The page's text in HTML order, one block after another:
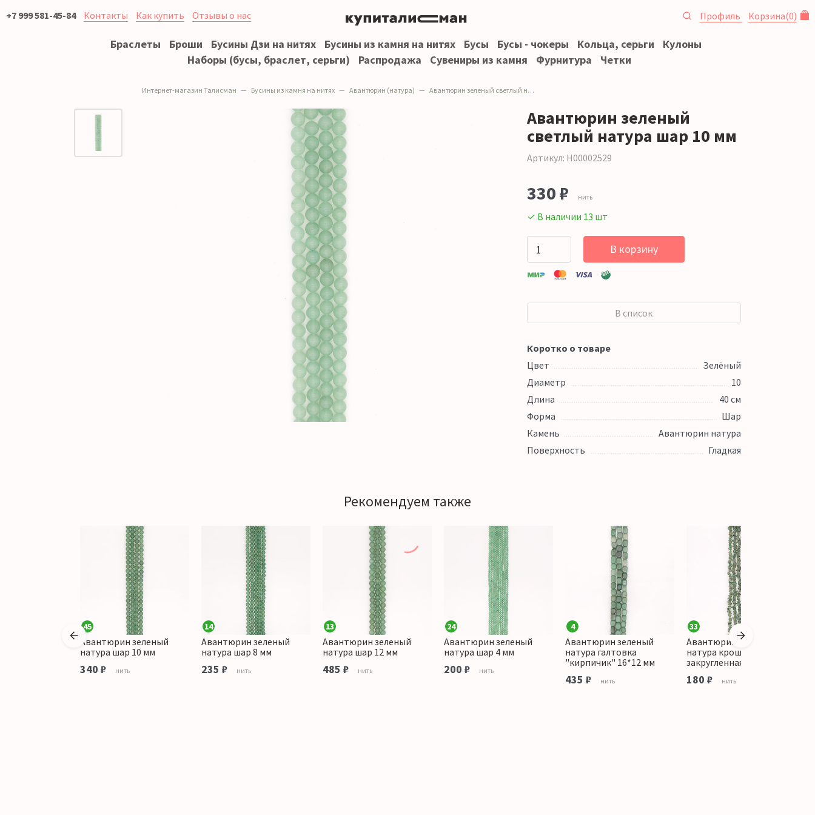
+7 999 581-45-84 Контакты Как купить Отзывы о нас Профиль Корзина(0)
Браслеты Броши Бусины Дзи на нитях Бусины из камня на нитях Бусы Бусы - чокеры Кольца, серьги
Кулоны
Наборы (бусы, браслет, серьги)
Распродажа Сувениры из камня Фурнитура Четки
Интернет-магазин Талисман Бусины из камня на нитях Авантюрин (натура) Авантюрин зеленый светлый натура шар 10 мм
Авантюрин зеленый
светлый натура шар 10 мм
Артикул: Н00002529
330 ₽ нить
✓ В наличии 13 шт
В корзину
В список
Коротко о товаре
Цвет
Зелёный
Диаметр
10
Длина
40 см
Форма
Шар
Камень
Авантюрин натура
Поверхность
Гладкая
Рекомендуем также
45
Авантюрин зеленый
натура шар 10 мм
340 ₽ нить
14
Авантюрин зеленый
натура шар 8 мм
235 ₽ нить
13
Авантюрин зеленый
натура шар 12 мм
485 ₽ нить
24
Авантюрин зеленый
натура шар 4 мм
200 ₽ нить
4
Авантюрин зеленый
натура галтовка
"кирпичик" 16*12 мм
435 ₽ нить
33
Авантюрин зеленый
натура крошка средняя
закругленная
180 ₽ нить